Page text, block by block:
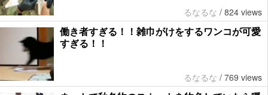
るなるな / 824 views
働き者すぎる！！雑巾がけをするワンコが可愛
すぎる！！
るなるな / 769 views